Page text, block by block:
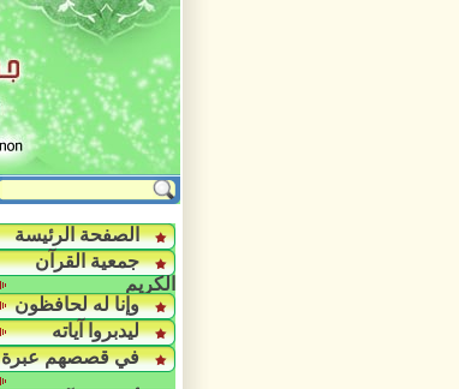
الصفحة الرئيسة
جمعية القرآن
الكريم
وإنا له لحافظون
ليدبروا آياته
في قصصهم عبرة